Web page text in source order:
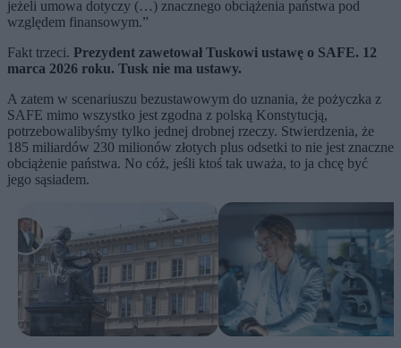
jeżeli umowa dotyczy (…) znacznego obciążenia państwa pod
względem finansowym.”
Fakt trzeci. Prezydent zawetował Tuskowi ustawę o SAFE. 12
marca 2026 roku. Tusk nie ma ustawy.
A zatem w scenariuszu bezustawowym do uznania, że pożyczka z
SAFE mimo wszystko jest zgodna z polską Konstytucją,
potrzebowalibyśmy tylko jednej drobnej rzeczy. Stwierdzenia, że
185 miliardów 230 milionów złotych plus odsetki to nie jest znaczne
obciążenie państwa. No cóż, jeśli ktoś tak uważa, to ja chcę być
jego sąsiadem.